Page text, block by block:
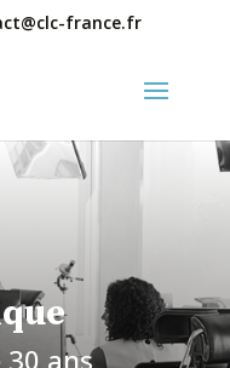
france.fr
30 ans,